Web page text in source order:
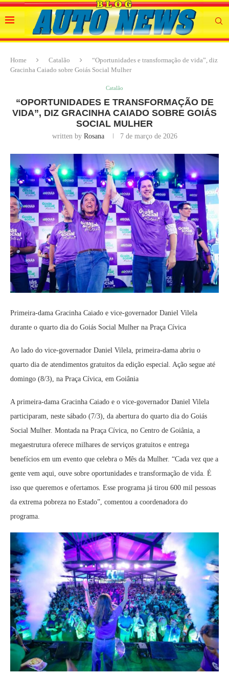
Home Catalão
“Oportunidades e transformação de vida”, diz
Gracinha Caiado sobre Goiás Social Mulher
Catalão
“OPORTUNIDADES E TRANSFORMAÇÃO DE
VIDA”, DIZ GRACINHA CAIADO SOBRE GOIÁS
SOCIAL MULHER
written by Rosana 7 de março de 2026
Primeira-dama Gracinha Caiado e vice-governador Daniel Vilela
durante o quarto dia do Goiás Social Mulher na Praça Cívica
Ao lado do vice-governador Daniel Vilela, primeira-dama abriu o
quarto dia de atendimentos gratuitos da edição especial. Ação segue até
domingo (8/3), na Praça Cívica, em Goiânia
A primeira-dama Gracinha Caiado e o vice-governador Daniel Vilela
participaram, neste sábado (7/3), da abertura do quarto dia do Goiás
Social Mulher. Montada na Praça Cívica, no Centro de Goiânia, a
megaestrutura oferece milhares de serviços gratuitos e entrega
benefícios em um evento que celebra o Mês da Mulher. “Cada vez que a
gente vem aqui, ouve sobre oportunidades e transformação de vida. É
isso que queremos e ofertamos. Esse programa já tirou 600 mil pessoas
da extrema pobreza no Estado”, comentou a coordenadora do
programa.